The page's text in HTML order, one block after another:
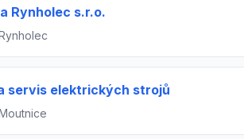
Rynholec s.r.o.
servis elektrických strojů